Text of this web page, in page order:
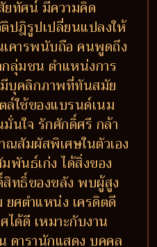
ทัศน์ มีความคิด
ปฎิรูปเปลี่ยนแปลงให้
คารพนับถือ คนพูดถึง
ลุ่มชน ตำแหน่งการ
บุคลิกภาพที่ทันสมัย
ล์ใช้ของแบรนด์เนม
นใจ รักศักดิ์ศรี กล้า
สัมผัสพิเศษในตัวเอง
พันธ์เก่ง ได้สิ่งของ
ทธิ์ของขลัง พบผู้สูง
ศตำแหน่ง เครดิตดี
ได้ดี เหมาะกับงาน
ดารานักแสดง บุคคล